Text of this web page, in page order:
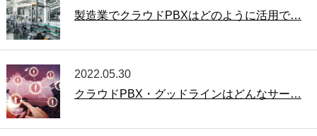
製造業でクラウドPBXはどのように活用で…
2022.05.30
クラウドPBX・グッドラインはどんなサー…